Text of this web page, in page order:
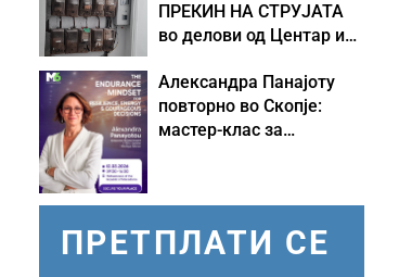
ПРЕКИН НА СТРУЈАТА
во делови од Центар и
Александра Панајоту
повторно во Скопје:
мастер-клас за
ПРЕТПЛАТИ СЕ